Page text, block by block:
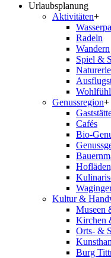
Urlaubsplanung
Aktivitäten+
Radeln
Wandern
Spiel &
Genussregion+
Cafés
Bio-
Kultur &
Museen
Kirchen
Orts- &
Burg